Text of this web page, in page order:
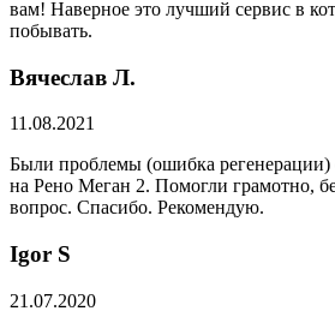
вам! Наверное это лучший сервис в
побывать.
Вячеслав Л.
11.08.2021
Были проблемы (ошибка
на Рено Меган 2. Помогли грамотно,
вопрос. Спасибо. Рекомендую.
​Igor S
21.07.2020